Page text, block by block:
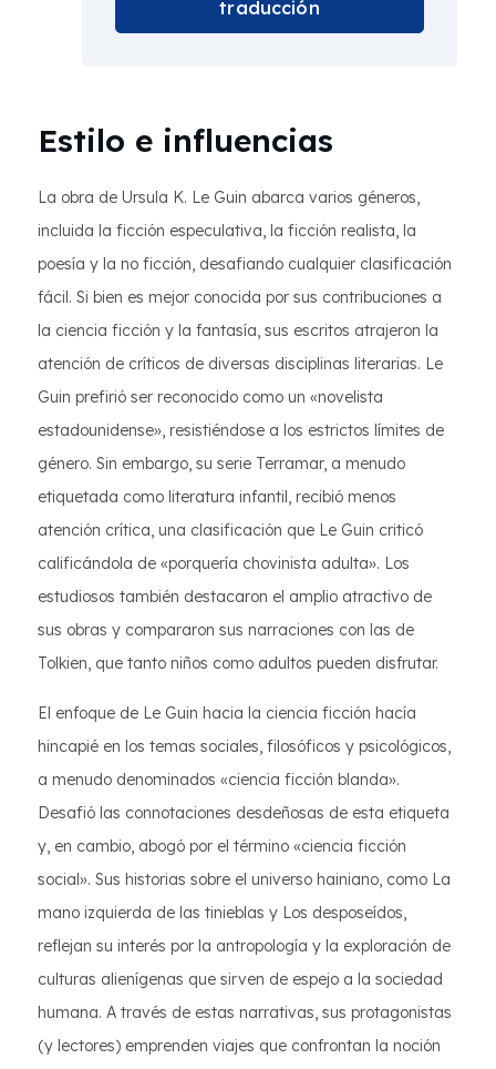
traducción
Estilo e influencias
La obra de Ursula K. Le Guin abarca varios géneros,
incluida la ficción especulativa, la ficción realista, la
poesía y la no ficción, desafiando cualquier clasificación
fácil. Si bien es mejor conocida por sus contribuciones a
la ciencia ficción y la fantasía, sus escritos atrajeron la
atención de críticos de diversas disciplinas literarias. Le
Guin prefirió ser reconocido como un «novelista
estadounidense», resistiéndose a los estrictos límites de
género. Sin embargo, su serie Terramar, a menudo
etiquetada como literatura infantil, recibió menos
atención crítica, una clasificación que Le Guin criticó
calificándola de «porquería chovinista adulta». Los
estudiosos también destacaron el amplio atractivo de
sus obras y compararon sus narraciones con las de
Tolkien, que tanto niños como adultos pueden disfrutar.
El enfoque de Le Guin hacia la ciencia ficción hacía
hincapié en los temas sociales, filosóficos y psicológicos,
a menudo denominados «ciencia ficción blanda».
Desafió las connotaciones desdeñosas de esta etiqueta
y, en cambio, abogó por el término «ciencia ficción
social». Sus historias sobre el universo hainiano, como La
mano izquierda de las tinieblas y Los desposeídos,
reflejan su interés por la antropología y la exploración de
culturas alienígenas que sirven de espejo a la sociedad
humana. A través de estas narrativas, sus protagonistas
(y lectores) emprenden viajes que confrontan la noción